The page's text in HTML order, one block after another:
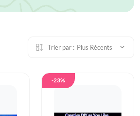
Trier par : Plus Récents
-23%